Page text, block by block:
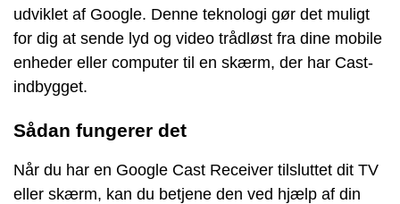
udviklet af Google. Denne teknologi gør det muligt
for dig at sende lyd og video trådløst fra dine mobile
enheder eller computer til en skærm, der har Cast-
indbygget.
Sådan fungerer det
Når du har en Google Cast Receiver tilsluttet dit TV
eller skærm, kan du betjene den ved hjælp af din